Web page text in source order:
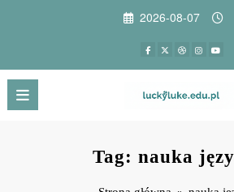
2026-08-07
Tag: nauka